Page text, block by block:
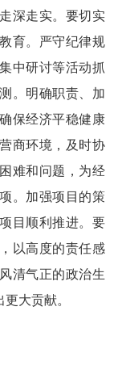
深走实。要切实
育。严守纪律规
中研讨等活动抓
。明确职责、加
保经济平稳健康
商环境，及时协
难和问题，为经
。加强项目的策
目顺利推进。要
以高度的责任感
清气正的政治生
大贡献。